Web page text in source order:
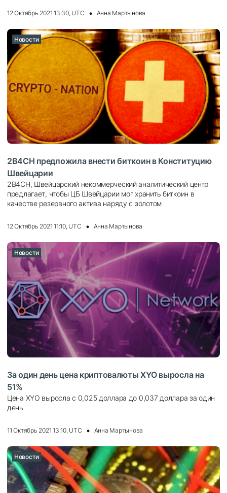
12 Октябрь 2021 13:30, UTC Анна Мартынова
Новости
2B4CH предложила внести биткоин в Конституцию
Швейцарии
2B4CH, Швейцарский некоммерческий аналитический центр
предлагает, чтобы ЦБ Швейцарии мог хранить биткоин в
качестве резервного актива наряду с золотом
12 Октябрь 2021 11:10, UTC Анна Мартынова
Новости
За один день цена криптовалюты XYO выросла на
51%
Цена XYO выросла с 0,025 доллара до 0,037 доллара за один
день
11 Октябрь 2021 13:10, UTC Анна Мартынова
Новости